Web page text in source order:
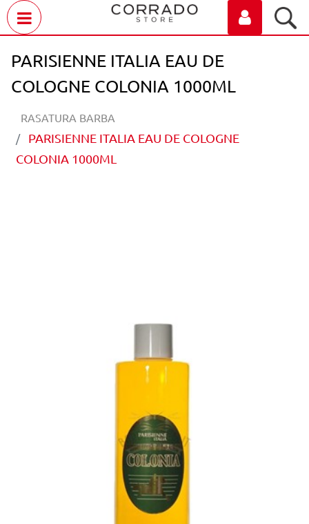
PARISIENNE ITALIA EAU DE
COLOGNE COLONIA 1000ML
RASATURA BARBA
PARISIENNE ITALIA EAU DE COLOGNE
COLONIA 1000ML